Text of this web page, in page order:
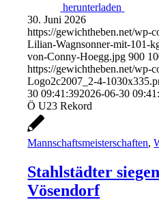
herunterladen
30. Juni 2026
https://gewichtheben.net/wp-
Lilian-Wagnsonner-mit-101-
von-Conny-Hoegg.jpg 900
https://gewichtheben.net/wp-
Logo2c2007_2-4-
30 09:41:392026-06-30
Ö U23 Rekord
Mannschaftsmeisterschaften,
Stahlstädter
Vösendorf